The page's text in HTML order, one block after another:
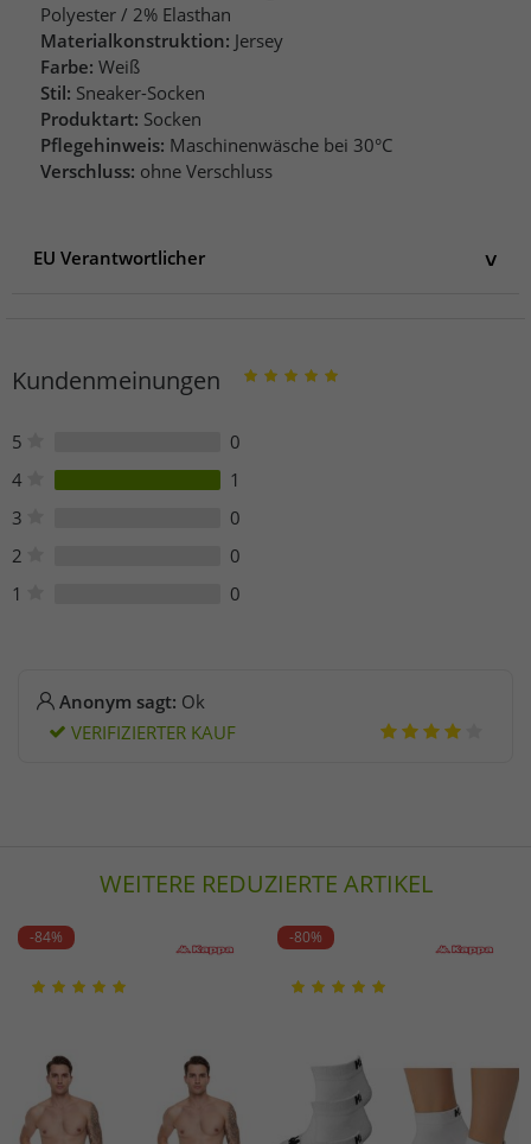
Polyester / 2% Elasthan
Materialkonstruktion: Jersey
Farbe: Weiß
Stil: Sneaker-Socken
Produktart: Socken
Pflegehinweis: Maschinenwäsche bei 30°C
Verschluss: ohne Verschluss
EU Verantwortlicher
10152 Torino
Kundenmeinungen
5
0
4
1
3
0
2
0
1
0
Anonym sagt: Ok
VERIFIZIERTER KAUF
WEITERE REDUZIERTE ARTIKEL
-84% -80%